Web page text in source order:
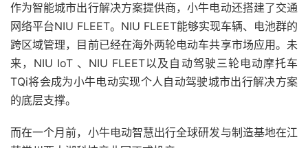
作为智能城市出行解决方案提供商，小牛电动还搭建了交通
网络平台NIU FLEET。NIU FLEET能够实现车辆、电池群的
跨区域管理，目前已经在海外两轮电动车共享市场应用。未
来，NIU IoT 、NIU FLEET以及自动驾驶三轮电动摩托车
TQi将会成为小牛电动实现个人自动驾驶城市出行解决方案
的底层支撑。
而在一个月前，小牛电动智慧出行全球研发与制造基地在江